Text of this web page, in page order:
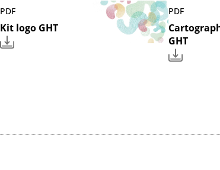
PDF
Kit logo GHT
PDF
GHT